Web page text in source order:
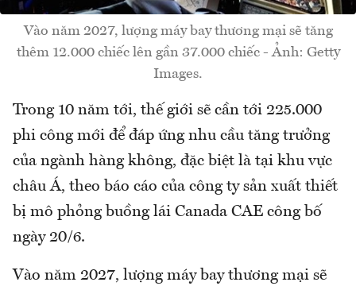
Vào năm 2027, lượng máy bay thương mại sẽ tăng
thêm 12.000 chiếc lên gần 37.000 chiếc - Ảnh: Getty
Images.
Trong 10 năm tới, thế giới sẽ cần tới 225.000
phi công mới để đáp ứng nhu cầu tăng trưởng
của ngành hàng không, đặc biệt là tại khu vực
châu Á, theo báo cáo của công ty sản xuất thiết
bị mô phỏng buồng lái Canada CAE công bố
ngày 20/6.
Vào năm 2027, lượng máy bay thương mại sẽ